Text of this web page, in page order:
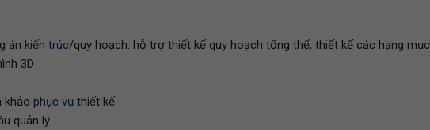
án kiến trúc/quy hoạch: hỗ trợ thiết kế quy hoạch tổng thể, thiết kế các hạng mục
3D
khảo phục vụ thiết kế
quản lý